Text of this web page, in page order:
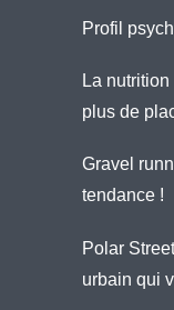
Profil
La
plus de
Gravel
tendance !
Polar
urbain qui